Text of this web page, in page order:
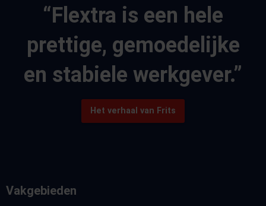
“Flextra is een hele
prettige, gemoedelijke
en stabiele werkgever.”
Het verhaal van Frits
Vakgebieden